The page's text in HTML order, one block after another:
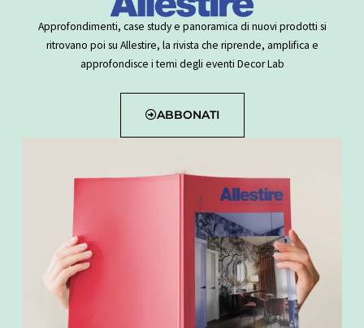
Approfondimenti, case study e panoramica di nuovi prodotti si
ritrovano poi su Allestire, la rivista che riprende, amplifica e
approfondisce i temi degli eventi Decor Lab
ABBONATI